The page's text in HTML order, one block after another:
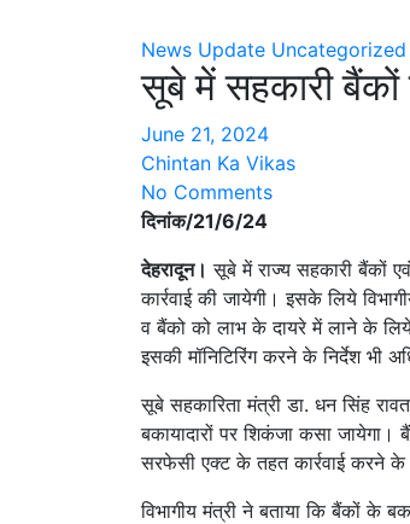
News Update Uncategorized
सूबे में सहकारी
June 21, 2024
Chintan Ka Vikas
No Comments
दिनांक/21/6/24
देहरादून। सूबे में राज्य सहकारी बैंकों
कार्रवाई की जायेगी। इसके लिये
व बैंको को लाभ के दायरे में लाने के
इसकी मॉनिटिरिंग करने के निर्देश भी
सूबे सहकारिता मंत्री डा. धन सिंह
बकायादारों पर शिकंजा कसा जायेगा।
सरफेसी एक्ट के तहत कार्रवाई करने के
विभागीय मंत्री ने बताया कि बैंकों